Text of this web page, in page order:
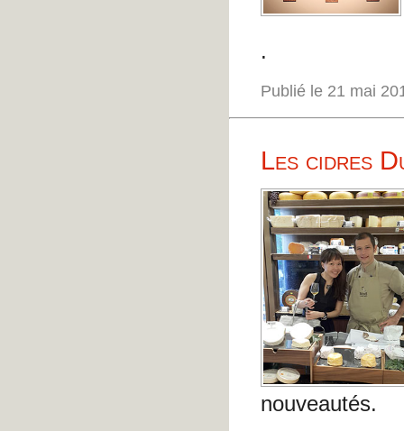
.
Publié le 21 mai
Les cidres
nouveautés.